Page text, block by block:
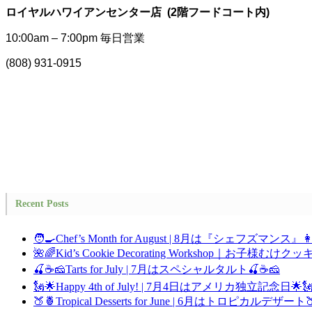
ロイヤルハワイアンセンター店 (2階フードコート内)
10:00am – 7:00pm 毎日営業
(808) 931-0915
Recent Posts
🧑‍🍳Chef’s Month for August | 8月は『シェフズマンス』
🌺🌈Kid’s Cookie Decorating Workshop｜お子様むけク
🍒☕🧀Tarts for July | 7月はスペシャルタルト🍒☕🧀
🗽🌟Happy 4th of July! | 7月4日はアメリカ独立記念日🌟🗽
🍑🍍Tropical Desserts for June | 6月はトロピカルデザート